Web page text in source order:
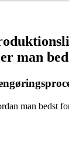
man
man bedst